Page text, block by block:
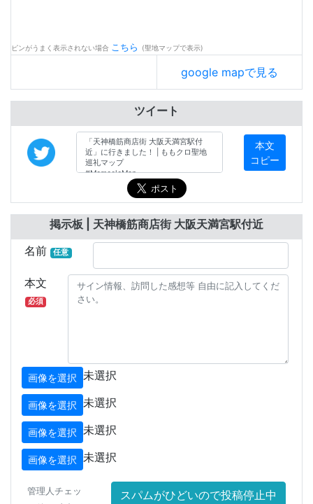
ピンがうまく表示されない場合 こちら (聖地マップで表示)
google mapで見る
ツイート
本文
コピー
掲示板 | 天神橋筋商店街 大阪天満宮駅付近
名前
任意
本文
必須
画像を選択 未選択
画像を選択 未選択
画像を選択 未選択
画像を選択 未選択
管理人チェッ
スパムがひどいので投稿停止中